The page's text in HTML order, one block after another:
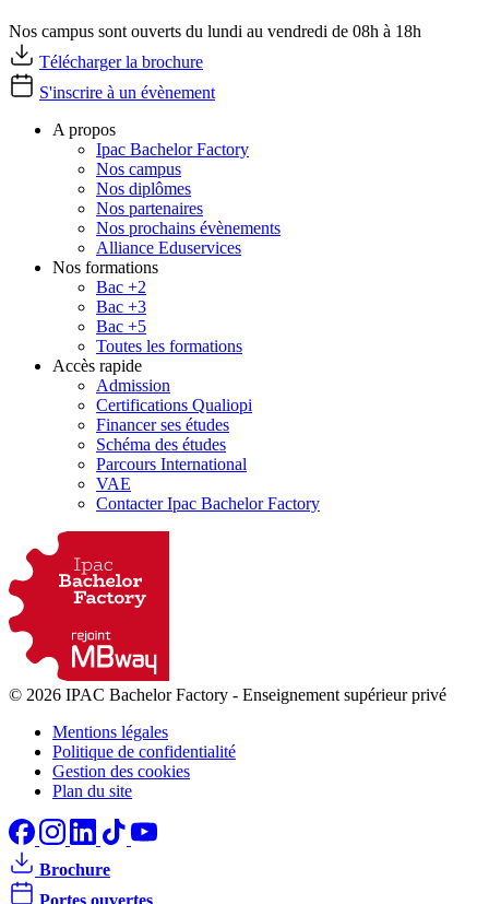
Nos campus sont ouverts du lundi au vendredi de 08h à 18h
Télécharger la brochure
S'inscrire à un évènement
A propos
Ipac Bachelor Factory
Nos campus
Nos diplômes
Nos partenaires
Nos prochains évènements
Alliance Eduservices
Nos formations
Bac +2
Bac +3
Bac +5
Toutes les formations
Accès rapide
Admission
Certifications Qualiopi
Financer ses études
Schéma des études
Parcours International
VAE
Contacter Ipac Bachelor Factory
© 2026 IPAC Bachelor Factory - Enseignement supérieur privé
Mentions légales
Politique de confidentialité
Gestion des cookies
Plan du site
Brochure
Portes ouvertes